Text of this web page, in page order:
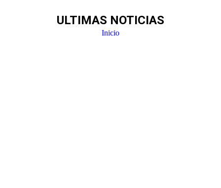
ULTIMAS NOTICIAS
Estás aquí:
Inicio